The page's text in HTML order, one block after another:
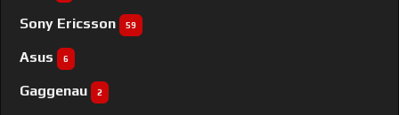
Sony Ericsson 59
Asus 6
Gaggenau 2